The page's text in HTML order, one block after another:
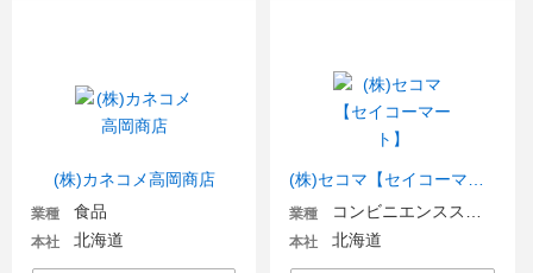
(株)カネコメ高岡商店
業種 食品
本社 北海道
業種
本社 北海道